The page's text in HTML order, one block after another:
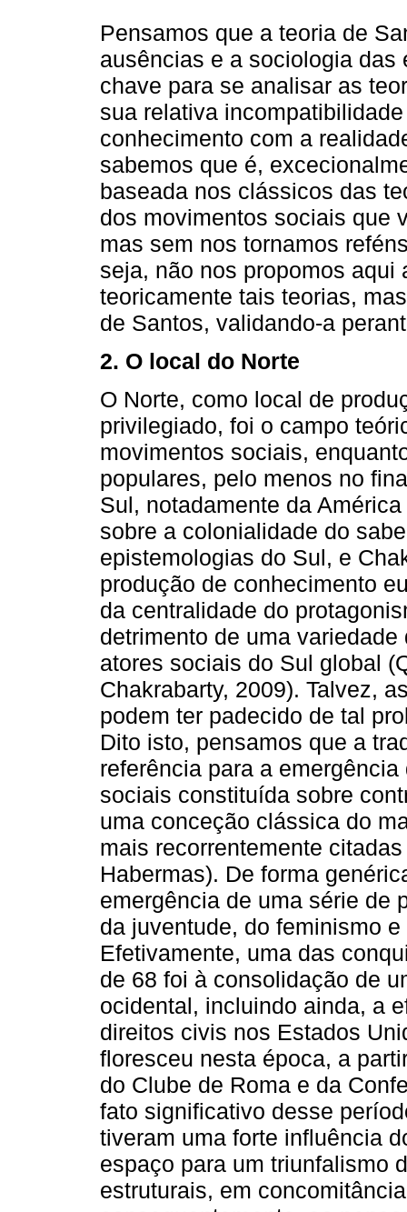
Pensamos que a teoria de
ausências e a sociologia
chave para se analisar as
sua relativa
conhecimento com a
sabemos que é,
baseada nos clássicos das
dos movimentos sociais que
mas sem nos tornamos
seja, não nos propomos aqui
teoricamente tais teorias,
de Santos, validando-a
2. O local do Norte
O Norte, como local de
privilegiado, foi o campo
movimentos sociais,
populares, pelo menos no
Sul, notadamente da
sobre a colonialidade do
epistemologias do Sul, e
produção de conhecimento
da centralidade do
detrimento de uma
atores sociais do Sul global
Chakrabarty, 2009). Talvez,
podem ter padecido de tal
Dito isto, pensamos que a
referência para a
sociais constituída sobre
uma conceção clássica do
mais recorrentemente
Habermas). De forma
emergência de uma série de
da juventude, do feminismo
Efetivamente, uma das
de 68 foi à consolidação de
ocidental, incluindo ainda, a
direitos civis nos Estados
floresceu nesta época, a
do Clube de Roma e da
fato significativo desse
tiveram uma forte influência
espaço para um triunfalismo
estruturais, em